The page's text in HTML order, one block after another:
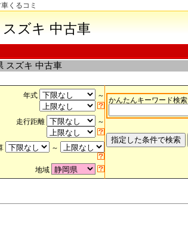
くるコミ
スズキ 中古車
スズキ 中古車
年式 ～
走行距離 ～
～
地域
かんたんキーワード検索